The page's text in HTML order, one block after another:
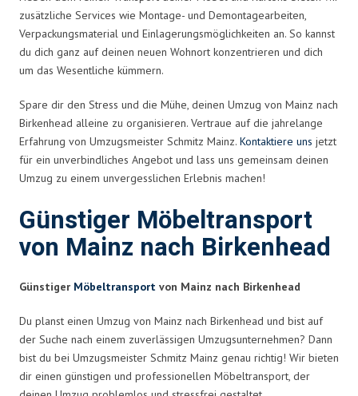
zusätzliche Services wie Montage- und Demontagearbeiten,
Verpackungsmaterial und Einlagerungsmöglichkeiten an. So kannst
du dich ganz auf deinen neuen Wohnort konzentrieren und dich
um das Wesentliche kümmern.
Spare dir den Stress und die Mühe, deinen Umzug von Mainz nach
Birkenhead alleine zu organisieren. Vertraue auf die jahrelange
Erfahrung von Umzugsmeister Schmitz Mainz. Kontaktiere uns jetzt
für ein unverbindliches Angebot und lass uns gemeinsam deinen
Umzug zu einem unvergesslichen Erlebnis machen!
Günstiger Möbeltransport
von Mainz nach Birkenhead
Günstiger Möbeltransport von Mainz nach Birkenhead
Du planst einen Umzug von Mainz nach Birkenhead und bist auf
der Suche nach einem zuverlässigen Umzugsunternehmen? Dann
bist du bei Umzugsmeister Schmitz Mainz genau richtig! Wir bieten
dir einen günstigen und professionellen Möbeltransport, der